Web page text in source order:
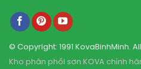
© Copyright: 1991 KovaBinhMinh.
Kho phân phối sơn KOVA chính